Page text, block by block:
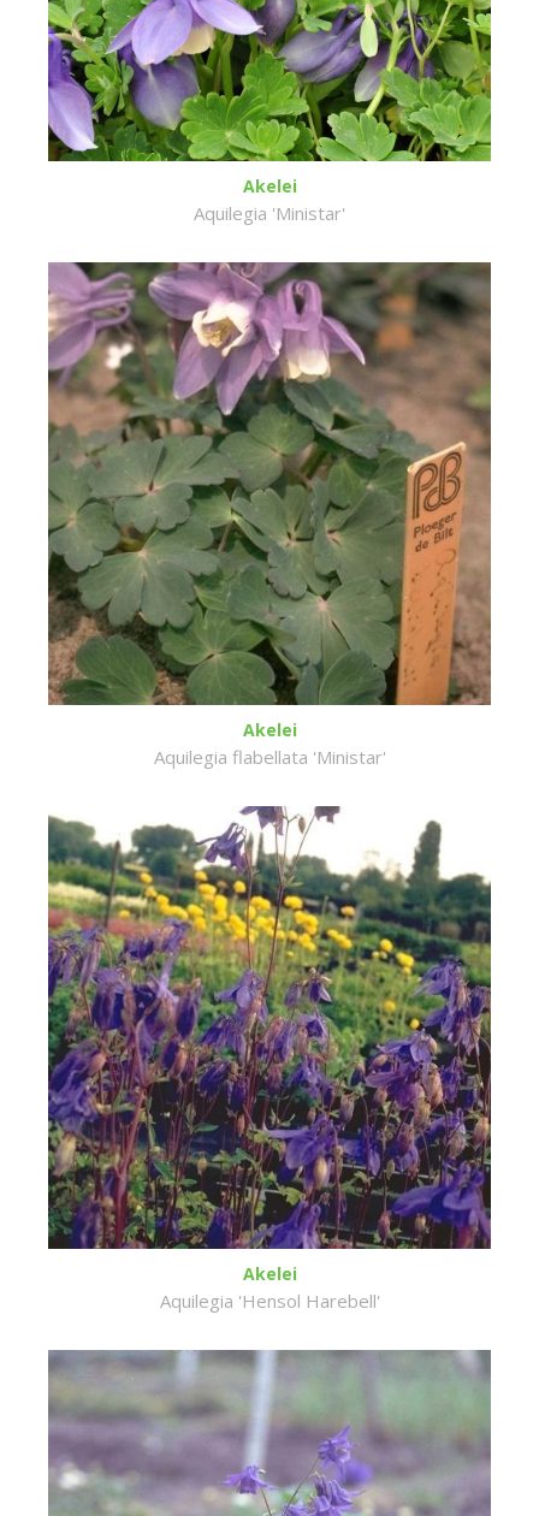
Akelei
Aquilegia 'Ministar'
Akelei
Aquilegia flabellata 'Ministar'
Akelei
Aquilegia 'Hensol Harebell'